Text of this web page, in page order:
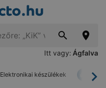
Itt vagy: Ágfalva
Elektronikai készülékek